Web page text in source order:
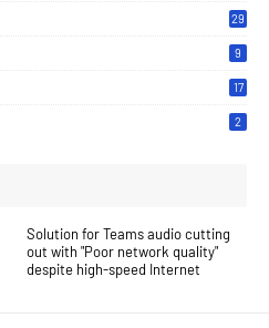
29
9
17
2
Solution for Teams audio cutting
out with "Poor network quality"
despite high-speed Internet